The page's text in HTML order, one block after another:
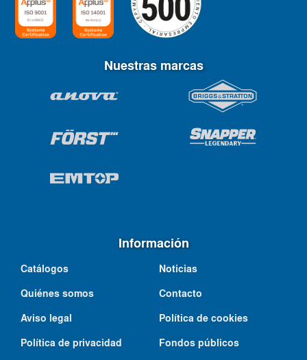
Nuestras marcas
Información
Catálogos
Noticias
Quiénes somos
Contacto
Aviso legal
Política de cookies
Política de privacidad
Fondos públicos